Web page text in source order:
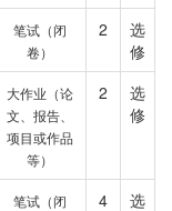
笔试（闭
卷）
2
选
修
大作业（论
文、报告、
项目或作品
等）
2
选
修
笔试（闭
4
选